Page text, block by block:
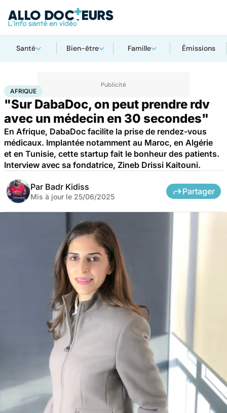
Santé Bien-être Famille Émissions
AccueilSanté
AFRIQUE
"Sur DabaDoc, on peut prendre rdv
avec un médecin en 30 secondes"
En Afrique, DabaDoc facilite la prise de rendez-vous
médicaux. Implantée notamment au Maroc, en Algérie
et en Tunisie, cette startup fait le bonheur des patients.
Interview avec sa fondatrice, Zineb Drissi Kaitouni.
Par Badr Kidiss
Mis à jour le 25/06/2025
Partager